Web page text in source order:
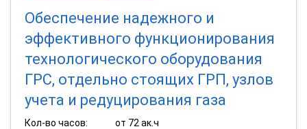
Обеспечение надежного и
эффективного функционирования
технологического оборудования
ГРС, отдельно стоящих ГРП, узлов
учета и редуцирования газа
Кол-во часов:
от 72 ак.ч